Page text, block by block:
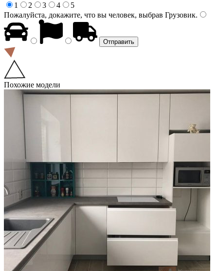
1
2 3 4
5
Пожалуйста, докажите, что вы человек, выбрав Грузовик.
Похожие модели